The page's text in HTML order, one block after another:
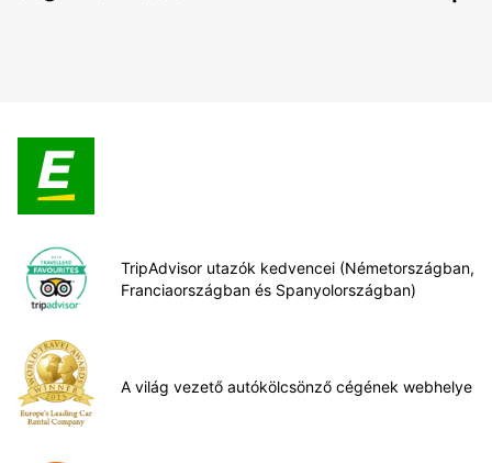
TripAdvisor utazók kedvencei (Németországban,
Franciaországban és Spanyolországban)
A világ vezető autókölcsönző cégének webhelye